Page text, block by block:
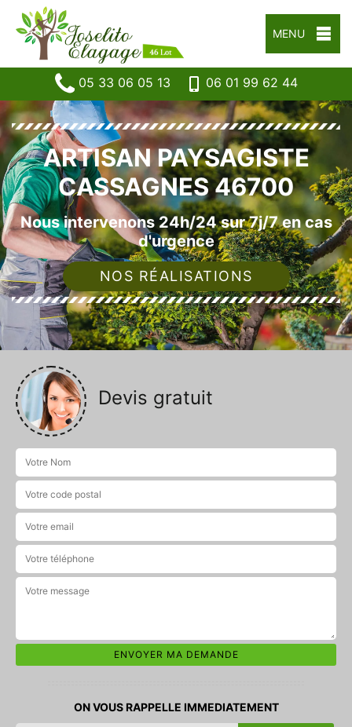
MENU
05 33 06 05 13 06 01 99 62 44
ARTISAN PAYSAGISTE
CASSAGNES 46700
Nous intervenons 24h/24 sur 7j/7 en cas
d'urgence
NOS RÉALISATIONS
Devis gratuit
ON VOUS RAPPELLE IMMEDIATEMENT